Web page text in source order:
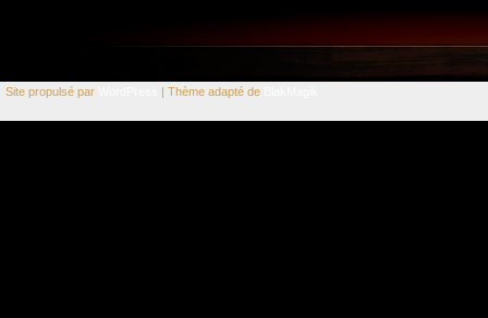
Site propulsé par | Thème adapté de